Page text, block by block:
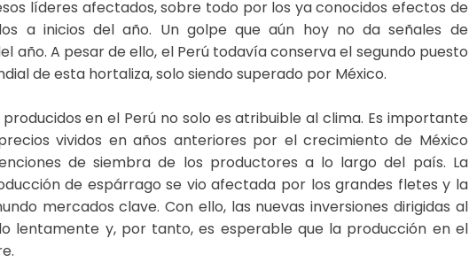
líderes afectados, sobre todo por los ya conocidos efectos de
a inicios del año. Un golpe que aún hoy no da señales de
año. A pesar de ello, el Perú todavía conserva el segundo puesto
de esta hortaliza, solo siendo superado por México.
en el Perú no solo es atribuible al clima. Es importante
vividos en años anteriores por el crecimiento de México
de siembra de los productores a lo largo del país. La
de espárrago se vio afectada por los grandes fletes y la
mercados clave. Con ello, las nuevas inversiones dirigidas al
lentamente y, por tanto, es esperable que la producción en el